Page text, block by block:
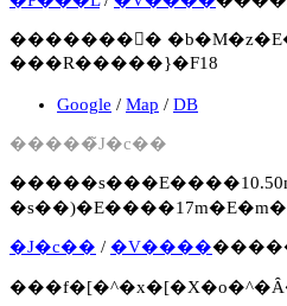
�������񍐏�
���R�����}�F18
Google / Map / DB
�����̃J�c��
�J�c�� / �V����